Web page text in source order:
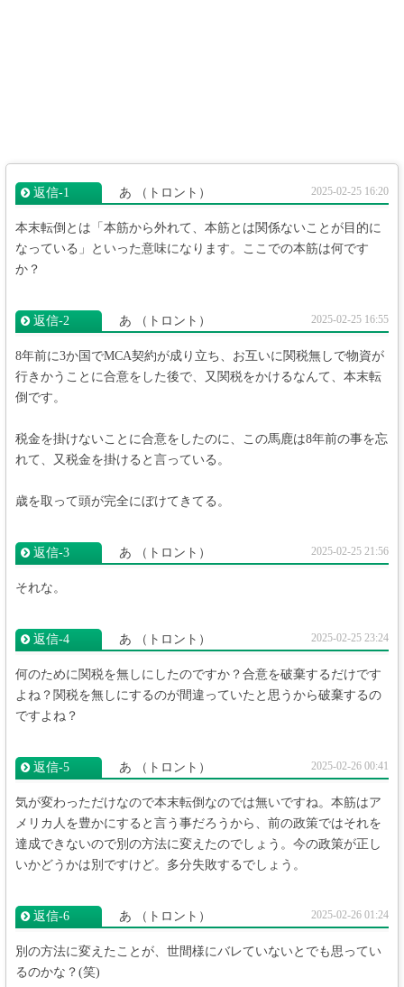
返信‐1 あ （トロント） 2025-02-25 16:20
本末転倒とは「本筋から外れて、本筋とは関係ないことが目的に
なっている」といった意味になります。ここでの本筋は何です
か？
返信‐2 あ （トロント） 2025-02-25 16:55
8年前に3か国でMCA契約が成り立ち、お互いに関税無しで物資が
行きかうことに合意をした後で、又関税をかけるなんて、本末転
倒です。
税金を掛けないことに合意をしたのに、この馬鹿は8年前の事を忘
れて、又税金を掛けると言っている。
歳を取って頭が完全にぼけてきてる。
返信‐3 あ （トロント） 2025-02-25 21:56
それな。
返信‐4 あ （トロント） 2025-02-25 23:24
何のために関税を無しにしたのですか？合意を破棄するだけです
よね？関税を無しにするのが間違っていたと思うから破棄するの
ですよね？
返信‐5 あ （トロント） 2025-02-26 00:41
気が変わっただけなので本末転倒なのでは無いですね。本筋はア
メリカ人を豊かにすると言う事だろうから、前の政策ではそれを
達成できないので別の方法に変えたのでしょう。今の政策が正し
いかどうかは別ですけど。多分失敗するでしょう。
返信‐6 あ （トロント） 2025-02-26 01:24
別の方法に変えたことが、世間様にバレていないとでも思ってい
るのかな？(笑)